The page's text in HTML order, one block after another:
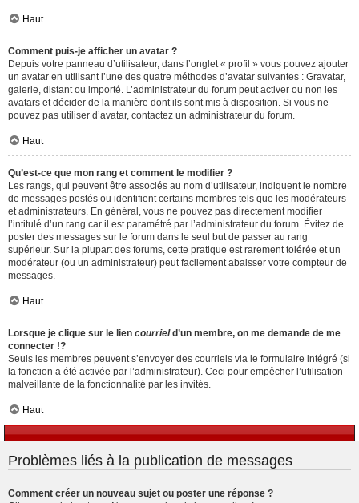
Haut
Comment puis-je afficher un avatar ?
Depuis votre panneau d’utilisateur, dans l’onglet « profil » vous pouvez ajouter
un avatar en utilisant l’une des quatre méthodes d’avatar suivantes : Gravatar,
galerie, distant ou importé. L’administrateur du forum peut activer ou non les
avatars et décider de la manière dont ils sont mis à disposition. Si vous ne
pouvez pas utiliser d’avatar, contactez un administrateur du forum.
Haut
Qu’est-ce que mon rang et comment le modifier ?
Les rangs, qui peuvent être associés au nom d’utilisateur, indiquent le nombre
de messages postés ou identifient certains membres tels que les modérateurs
et administrateurs. En général, vous ne pouvez pas directement modifier
l’intitulé d’un rang car il est paramétré par l’administrateur du forum. Évitez de
poster des messages sur le forum dans le seul but de passer au rang
supérieur. Sur la plupart des forums, cette pratique est rarement tolérée et un
modérateur (ou un administrateur) peut facilement abaisser votre compteur de
messages.
Haut
Lorsque je clique sur le lien courrield’un membre, on me demande de me
connecter !?
Seuls les membres peuvent s’envoyer des courriels via le formulaire intégré (si
la fonction a été activée par l’administrateur). Ceci pour empêcher l’utilisation
malveillante de la fonctionnalité par les invités.
Haut
Problèmes liés à la publication de messages
Comment créer un nouveau sujet ou poster une réponse ?